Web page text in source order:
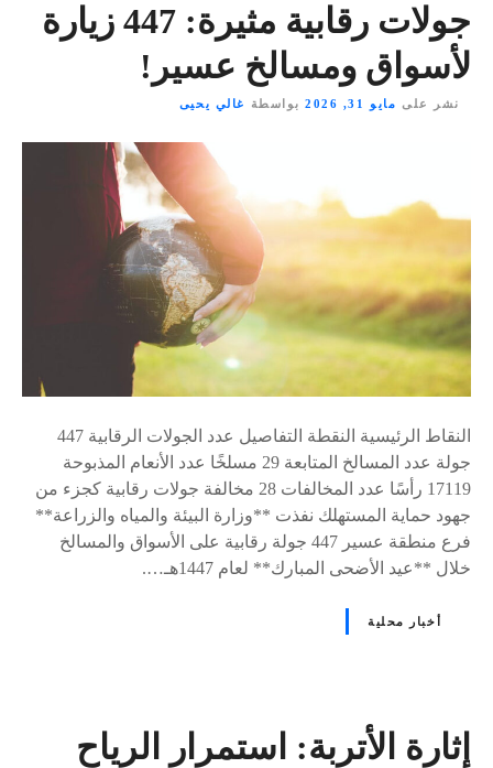
جولات رقابية مثيرة: 447 زيارة
لأسواق ومسالخ عسير!
نشر على مايو 31, 2026 بواسطة غالي يحيى
النقاط الرئيسية النقطة التفاصيل عدد الجولات الرقابية 447
جولة عدد المسالخ المتابعة 29 مسلخًا عدد الأنعام المذبوحة
17119 رأسًا عدد المخالفات 28 مخالفة جولات رقابية كجزء من
جهود حماية المستهلك نفذت **وزارة البيئة والمياه والزراعة**
فرع منطقة عسير 447 جولة رقابية على الأسواق والمسالخ
خلال **عيد الأضحى المبارك** لعام 1447هـ….
أخبار محلية
إثارة الأتربة: استمرار الرياح